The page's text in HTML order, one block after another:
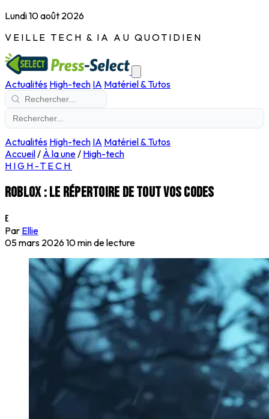
Lundi 10 août 2026
VEILLE TECH & IA AU QUOTIDIEN
Actualités High-tech IA Matériel & Tutos
Actualités High-tech IA Matériel & Tutos
Accueil/ À la une/ High-tech
HIGH-TECH
Roblox : Le répertoire de tout vos codes
E
Par Ellie
05 mars 202610 min de lecture